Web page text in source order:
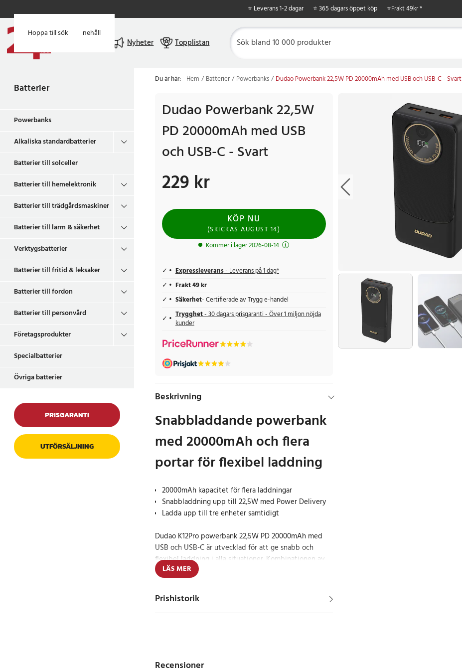
Hoppa till huvudinnehåll
Hoppa till sök
⭐ Leverans 1-2 dagar ⭐ 365 dagars öppet köp ⭐Frakt 49kr *
Nyheter Topplistan
Batterier
Powerbanks
Alkaliska standardbatterier
Batterier till solceller
Batterier till hemelektronik
Batterier till trädgårdsmaskiner
Batterier till larm & säkerhet
Verktygsbatterier
Batterier till fritid & leksaker
Batterier till fordon
Batterier till personvård
Företagsprodukter
Specialbatterier
Övriga batterier
PRISGARANTI
UTFÖRSÄLJNING
Du är här: Hem Batterier Powerbanks Dudao Powerbank 22,5W PD 20000mAh med USB och USB-C - Svart
Dudao Powerbank 22,5W
PD 20000mAh med USB
och USB-C - Svart
Pris:229 kr
229 kr
KÖP NU
(SKICKASAUGUST 14)
Kommer i lager 2026-08-14
Expressleverans- Leverans på 1 dag*
Frakt 49 kr
Säkerhet- Certifierade av Trygg e-handel
Trygghet- 30 dagars prisgaranti - Över 1 miljon nöjda
kunder
Beskrivning
Snabbladdande powerbank
med 20000mAh och flera
portar för flexibel laddning
20000mAh kapacitet för flera laddningar
Snabbladdning upp till 22,5W med Power Delivery
Ladda upp till tre enheter samtidigt
Dudao K12Pro powerbank 22,5W PD 20000mAh med
USB och USB-C är utvecklad för att ge snabb och
flexibel laddning i alla situationer. Kombinationen av
hög kapacitet och flera portar gör den till ett praktiskt
val för både vardag och resor.
Kapaciteten på 20000mAh ger möjlighet att ladda
smartphones, surfplattor och andra enheter flera
Snabbladdning med Power Delivery upp till 22,5W gör
LÄS MER
Prishistorik
Recensioner